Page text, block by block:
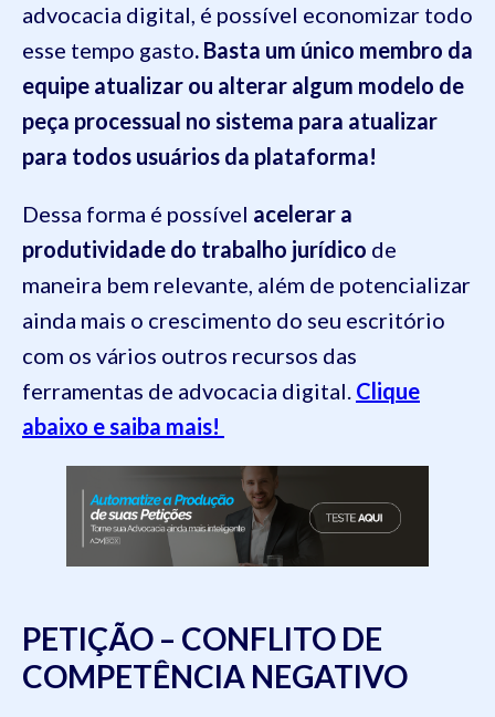
advocacia digital, é possível economizar todo
esse tempo gasto. Basta um único membro da
equipe atualizar ou alterar algum modelo de
peça processual no sistema para atualizar
para todos usuários da plataforma!
Dessa forma é possível acelerar a
produtividade do trabalho jurídico de
maneira bem relevante, além de potencializar
ainda mais o crescimento do seu escritório
com os vários outros recursos das
ferramentas de advocacia digital. Clique
abaixo e saiba mais!
PETIÇÃO – CONFLITO DE
COMPETÊNCIA NEGATIVO